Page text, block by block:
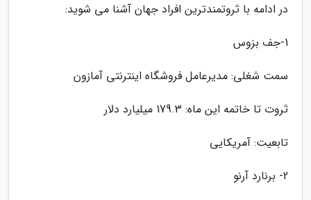
در ادامه با ثروتمندترین افراد جهان آشنا می شوید:
1-جف بزوس
سمت شغلی: مدیرعامل فروشگاه اینترنتی آمازون
ثروت تا خاتمه این ماه: 179.3 میلیارد دلار
تابعیت: آمریکایی
2- برنارد آرنو